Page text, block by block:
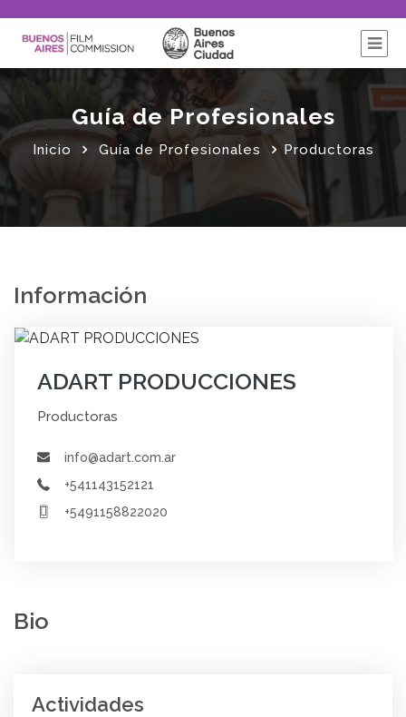
Guía de Profesionales
Inicio Guía de Profesionales Productoras
Información
ADART PRODUCCIONES
Productoras
info@adart.com.ar
+541143152121
+5491158822020
Bio
Actividades